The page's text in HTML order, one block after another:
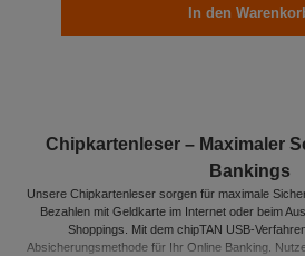
cyberJack® RFID standard unterstützt das
EingabeUpdatefähigDK-Secoder
zertifiziertBSI QualitätssiegelBestätigung
SupportFür Windows, Mac und
JahreLieferumfangChipkartenleser inkl.
Schnittstelle (Kabellänge 1,5 m)Stabiler
(loginCard) für die Nutzung
GratisanwendungenTechnische
In den
Chipkartenleser – Maximaler
Bankings
Unsere Chipkartenleser sorgen für maximale
Bezahlen mit Geldkarte im Internet oder beim
Shoppings. Mit dem chipTAN USB-
Absicherungsmethode für Ihr Online Banking.